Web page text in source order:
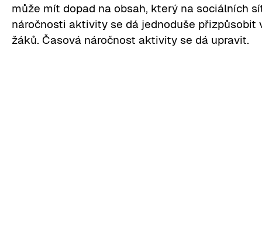
může mít dopad na obsah, který na sociálních
náročnosti aktivity se dá jednoduše přizpůsobit
žáků. Časová náročnost aktivity se dá upravit.